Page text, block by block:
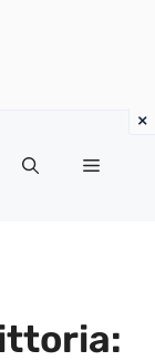
Menu